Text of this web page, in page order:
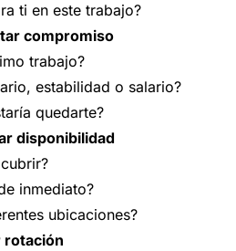
ti en este trabajo?
compromiso
trabajo?
estabilidad o salario?
quedarte?
disponibilidad
inmediato?
ubicaciones?
rotación